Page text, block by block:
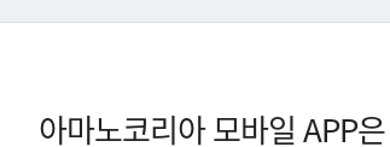
아마노코리아 모바일 APP